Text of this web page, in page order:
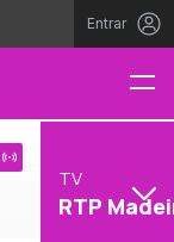
Entrar
TV
RTP